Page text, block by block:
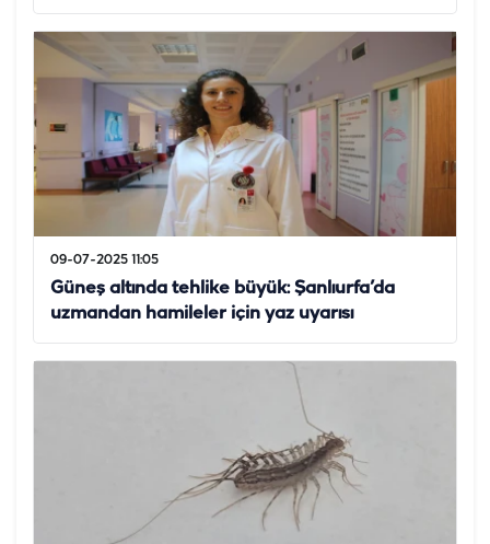
09-07-2025 11:05
Güneş altında tehlike büyük: Şanlıurfa’da
uzmandan hamileler için yaz uyarısı